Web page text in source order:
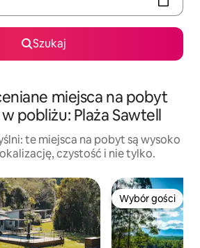
Szukaj
miejsca na pobyt
pobliżu: Plaża Sawtell
te miejsca na pobyt są wysoko
czystość i nie tylko.
kategorii Wybór gości Wybór gości
Wybór gości